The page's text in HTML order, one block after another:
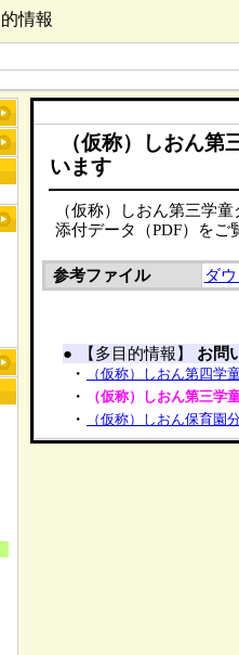
情報
（仮称）しおん
います
（仮称）しおん第三学
添付データ（PDF）をご
参考ファイル ダ
● 【多目的情報】 お問
・ （仮称）しおん第四学
・ （仮称）しおん第三学
・ （仮称）しおん保育園